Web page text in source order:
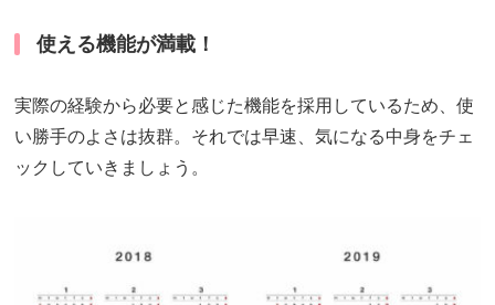
使える機能が満載！
実際の経験から必要と感じた機能を採用しているため、使
い勝手のよさは抜群。それでは早速、気になる中身をチェ
ックしていきましょう。